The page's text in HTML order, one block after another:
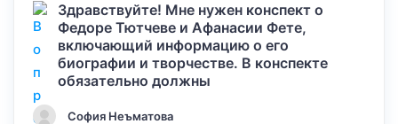
Здравствуйте! Мне нужен конспект о
Федоре Тютчеве и Афанасии Фете,
включающий информацию о его
биографии и творчестве. В конспекте
обязательно должны
София Неъматова